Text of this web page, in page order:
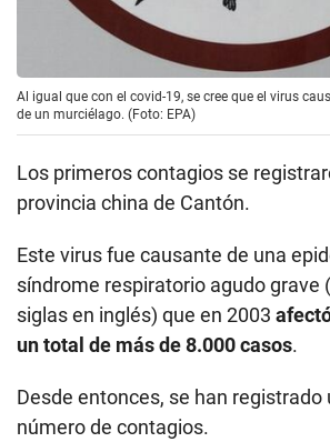
Al igual que con el covid-19, se cree que el virus
de un murciélago. (Foto: EPA)
Los primeros contagios se
provincia china de Cantón.
Este virus fue causante de una
síndrome respiratorio agudo grave
siglas en inglés) que en 2003
un total de más de 8.000 casos.
Desde entonces, se han registrado
número de contagios.